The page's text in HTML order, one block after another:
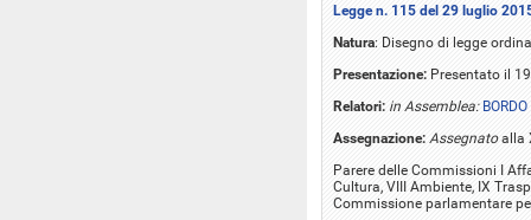
Legge n. 115 del 29 luglio
Natura: Disegno di legge
Presentazione: Presentato il
Relatori: in Assemblea:
Assegnazione: Assegnatoalla
Parere delle Commissioni I
Cultura, VIII Ambiente, IX
Commissione parlamentare